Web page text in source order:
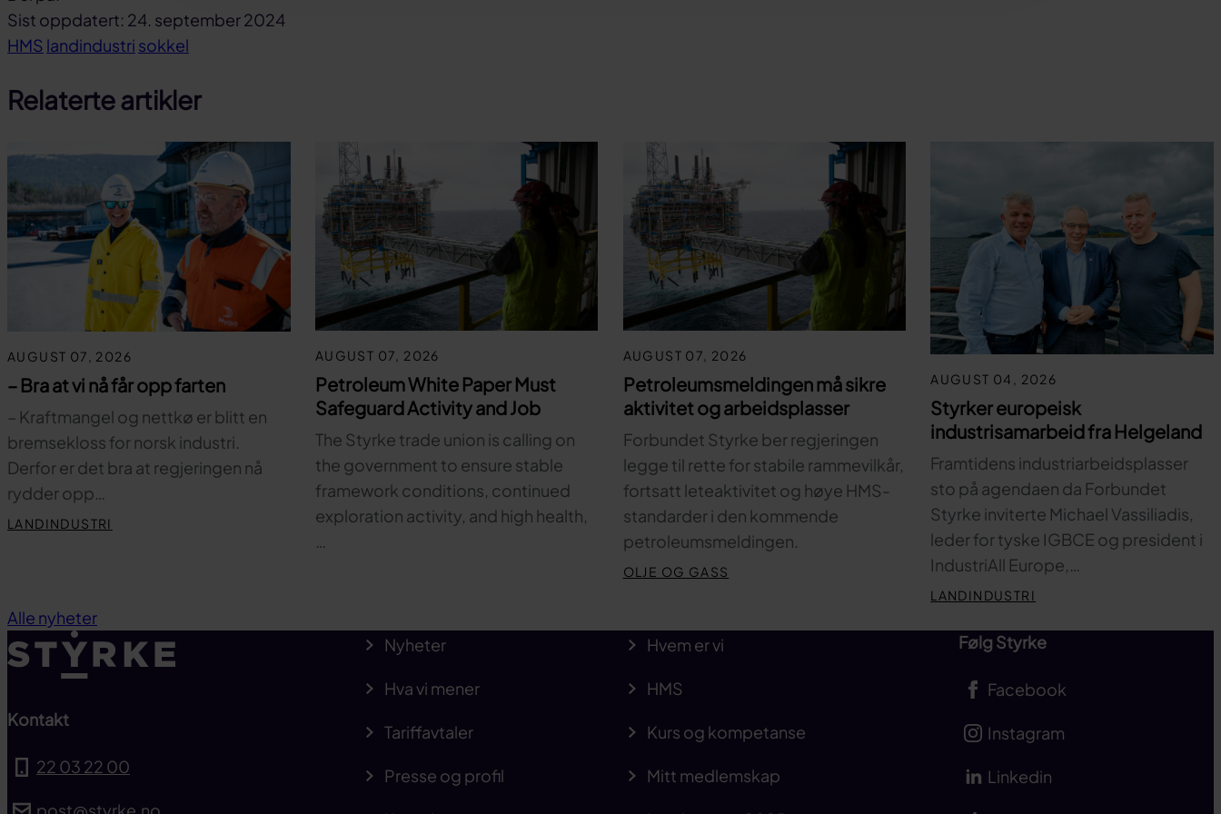
Del
på
Del
på
Del
link
Sist oppdatert: 24. september 2024
HMS landindustri sokkel
Relaterte artikler
AUGUST 07, 2026
– Bra at vi nå får opp farten
– Kraftmangel og nettkø er blitt en
bremsekloss for norsk industri.
Derfor er det bra at regjeringen nå
rydder opp…
LANDINDUSTRI
AUGUST 07, 2026
Petroleum White Paper Must
Safeguard Activity and Job
The Styrke trade union is calling on
the government to ensure stable
framework conditions, continued
exploration activity, and high health,
…
AUGUST 07, 2026
Petroleumsmeldingen må sikre
aktivitet og arbeidsplasser
Forbundet Styrke ber regjeringen
legge til rette for stabile rammevilkår,
fortsatt leteaktivitet og høye HMS-
standarder i den kommende
petroleumsmeldingen.
OLJE OG GASS
AUGUST 04, 2026
Styrker europeisk
industrisamarbeid fra Helgeland
Framtidens industriarbeidsplasser
sto på agendaen da Forbundet
Styrke inviterte Michael Vassiliadis,
leder for tyske IGBCE og president i
IndustriAll Europe,…
LANDINDUSTRI
Alle nyheter
Kontakt
22 03 22 00
post@styrke.no
Nyheter Hvem er vi
Hva vi mener HMS
Tariffavtaler Kurs og kompetanse
Presse og profil Mitt medlemskap
Følg Styrke
Facebook
Instagram
Linkedin